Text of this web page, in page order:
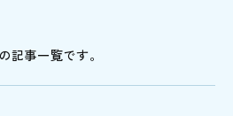
記事一覧です。